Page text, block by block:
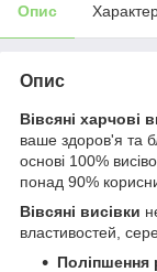
Опис
Опис
Вівсяні харчові
ваше здоров'я та
основі 100%
понад 90%
Вівсяні висівки
властивостей,
Поліпшення